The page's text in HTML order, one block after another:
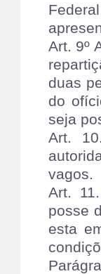
Art. 9º
duas
do
seja
Art.
vagos.
Art.
posse
esta